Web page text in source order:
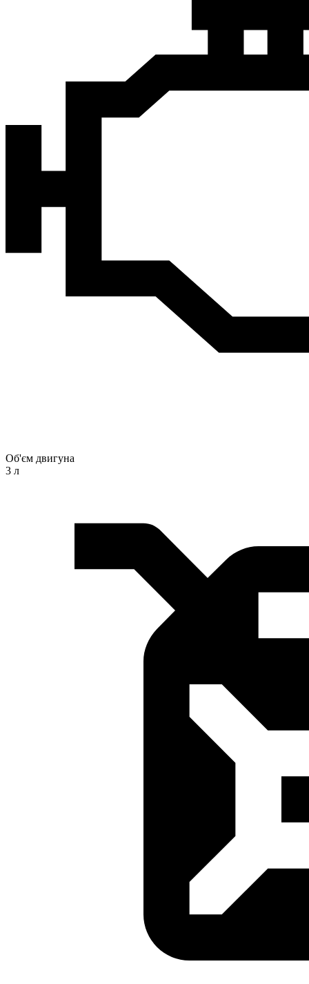
Об'єм двигуна
3 л